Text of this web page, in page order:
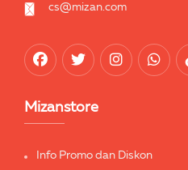
cs@mizan.com
Mizanstore
Info Promo dan Diskon